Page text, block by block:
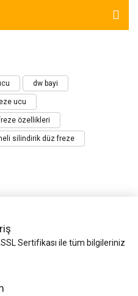
dw bayi
ucu
freze özellikleri
silindirik düz freze
Sertifikası ile tüm bilgileriniz